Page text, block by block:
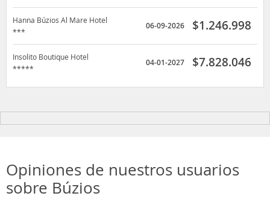
Hanna Búzios Al Mare Hotel
***
06-09-2026 $1.246.998
Insolito Boutique Hotel
*****
04-01-2027 $7.828.046
Opiniones de nuestros usuarios
sobre Búzios